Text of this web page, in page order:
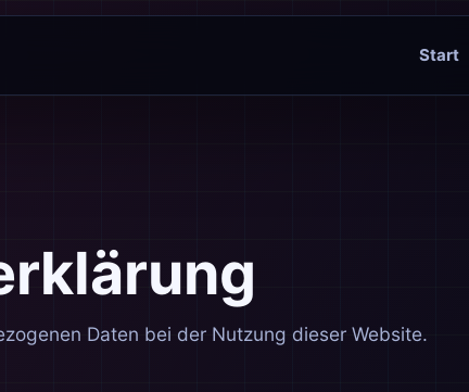
Start
Daten bei der Nutzung dieser Website.